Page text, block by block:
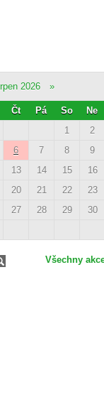
2026 »
Čt Pá So
Ne
1
2
6 7 8
9
13 14 15
16
20 21 22
23
27 28 29
30
Všechny